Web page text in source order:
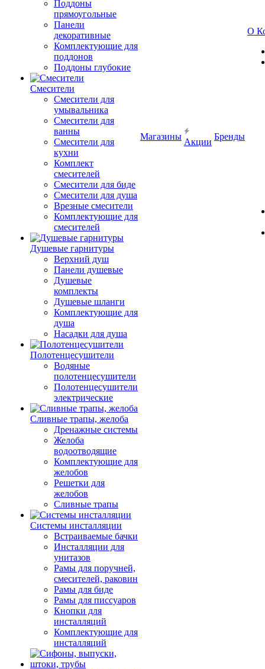
Поддоны
прямоугольные
Панели
декоративные
Комплектующие для
поддонов
Поддоны глубокие
Смесители
Смесители для
умывальника
Смесители для
ванны
Смесители для
кухни
Комплект
смесителей
Смесители для биде
Смесители для душа
Врезные смесители
Комплектующие для
смесителей
Душевые гарнитуры
Верхний душ
Панели душевые
Душевые
комплекты
Душевые шланги
Комплектующие для
душа
Насадки для душа
Полотенцесушители
Водяные
полотенцесушители
Полотенцесушители
электрические
Сливные трапы, желоба
Дренажные системы
Желоба
водоотводящие
Комплектующие для
желобов
Решетки для
желобов
Сливные трапы
Системы инсталляции
Встраиваемые бачки
Инсталляции для
унитазов
Рамы для поручней,
смесителей, раковин
Рамы для биде
Рамы для писсуаров
Кнопки для
инсталляций
Комплектующие для
инсталляций
Магазины
Акции
Бренды
О